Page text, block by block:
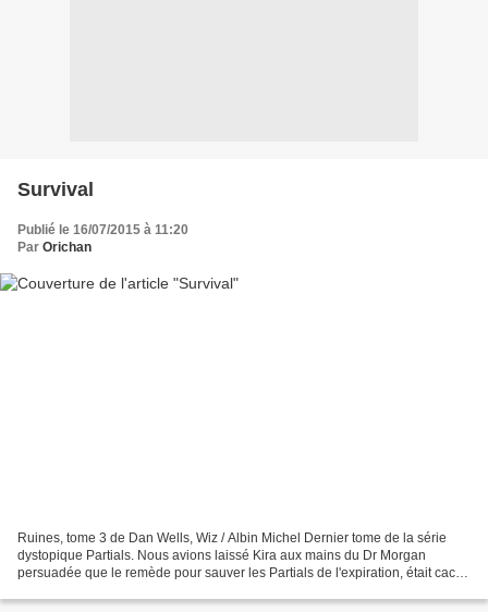
Survival
Publié le 16/07/2015 à 11:20
Par Orichan
Ruines, tome 3 de Dan Wells, Wiz / Albin Michel Dernier tome de la série
dystopique Partials. Nous avions laissé Kira aux mains du Dr Morgan
persuadée que le remède pour sauver les Partials de l'expiration, était caché